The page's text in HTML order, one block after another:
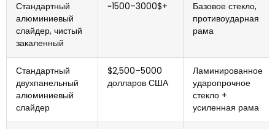
Стандартный
алюминиевый
слайдер, чистый
закаленный
~1500–3000$+
Базовое стекло,
противоударная
рама
Стандартный
двухпанельный
алюминиевый
слайдер
$2,500–5000
долларов США
Ламинированное
ударопрочное
стекло +
усиленная рама